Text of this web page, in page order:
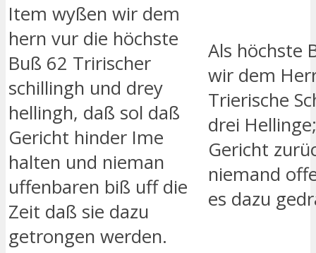
Item wyßen wir dem
hern vur die höchste
Buß 62 Tririscher
schillingh und drey
hellingh, daß sol daß
Gericht hinder Ime
halten und nieman
uffenbaren biß uff die
Zeit daß sie dazu
getrongen werden.
Als höchste
wir dem
Trierische
drei
Gericht
niemand
es dazu